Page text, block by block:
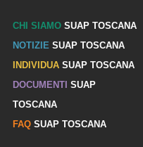
CHI SIAMOSUAP TOSCANA
NOTIZIE SUAP TOSCANA
INDIVIDUASUAP TOSCANA
DOCUMENTI SUAP
TOSCANA
FAQSUAP TOSCANA